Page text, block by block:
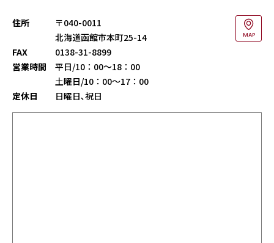
住所
〒040-0011
北海道函館市本町25-14
MAP
FAX
0138-31-8899
営業時間
平日/10：00～18：00
土曜日/10：00～17：00
定休日
日曜日､祝日